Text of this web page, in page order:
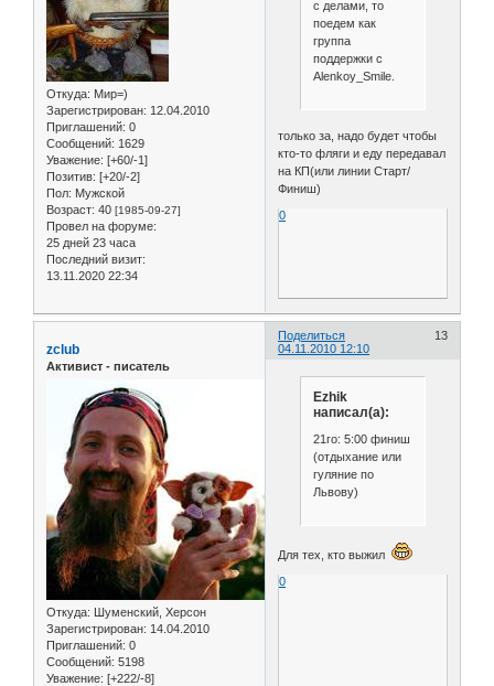
Откуда: Мир=)
Зарегистрирован: 12.04.2010
Приглашений: 0
Сообщений: 1629
Уважение: [+60/-1]
Позитив: [+20/-2]
Пол: Мужской
Возраст: 40 [1985-09-27]
Провел на форуме:
25 дней 23 часа
Последний визит:
13.11.2020 22:34
с делами, то
поедем как
группа
поддержки с
Alenkoy_Smile.
только за, надо будет чтобы
кто-то фляги и еду передавал
на КП(или линии Старт/
Финиш)
0
Поделиться
13
04.11.2010 12:10
zclub
Активист - писатель
Откуда: Шуменский, Херсон
Зарегистрирован: 14.04.2010
Приглашений: 0
Сообщений: 5198
Уважение: [+222/-8]
Ezhik
написал(а):
21го: 5:00 финиш
(отдыхание или
гуляние по
Львову)
Для тех, кто выжил
0